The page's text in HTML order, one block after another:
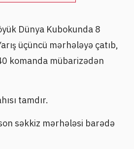
Dünya Kubokunda 8
üçüncü mərhələyə çatıb,
komanda mübarizədən
tamdır.
səkkiz mərhələsi barədə